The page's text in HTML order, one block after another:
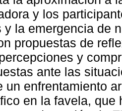
y los
y la emergencia de
propuestas de
y
ante las
un enfrentamiento
en la favela,